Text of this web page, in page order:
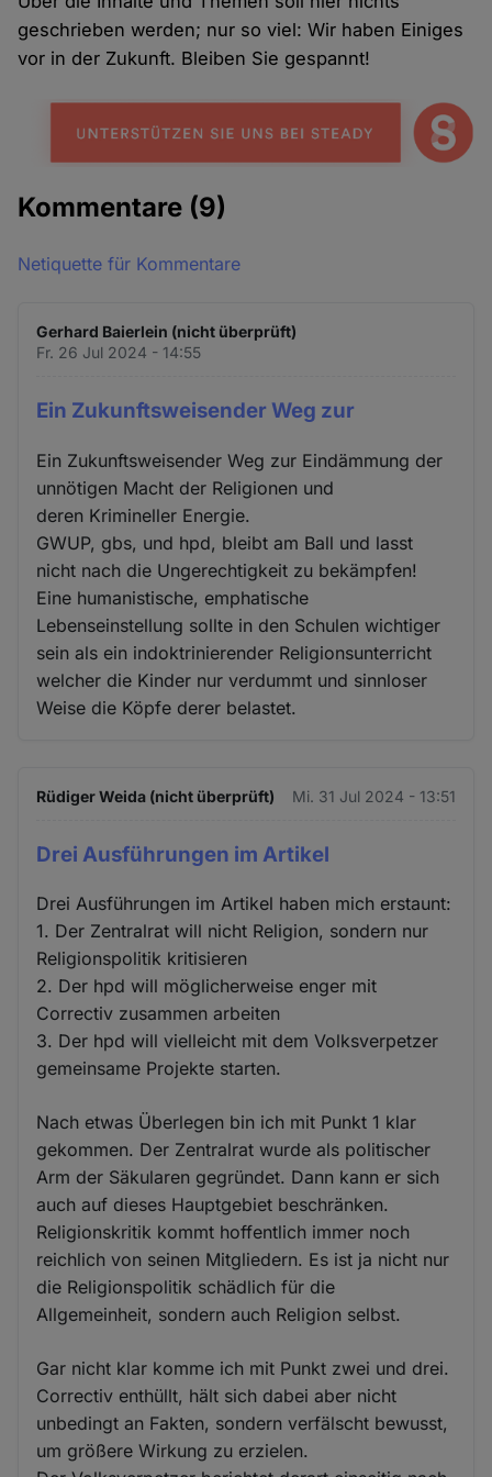
geschrieben werden; nur so viel: Wir haben Einiges
vor in der Zukunft. Bleiben Sie gespannt!
Kommentare (9)
Netiquette für Kommentare
Gerhard Baierlein (nicht überprüft)
Fr. 26 Jul 2024 - 14:55
Ein Zukunftsweisender Weg zur
Ein Zukunftsweisender Weg zur Eindämmung der
unnötigen Macht der Religionen und
deren Krimineller Energie.
GWUP, gbs, und hpd, bleibt am Ball und lasst
nicht nach die Ungerechtigkeit zu bekämpfen!
Eine humanistische, emphatische
Lebenseinstellung sollte in den Schulen wichtiger
sein als ein indoktrinierender Religionsunterricht
welcher die Kinder nur verdummt und sinnloser
Weise die Köpfe derer belastet.
Rüdiger Weida (nicht überprüft) Mi. 31 Jul 2024 - 13:51
Drei Ausführungen im Artikel
Drei Ausführungen im Artikel haben mich erstaunt:
1. Der Zentralrat will nicht Religion, sondern nur
Religionspolitik kritisieren
2. Der hpd will möglicherweise enger mit
Correctiv zusammen arbeiten
3. Der hpd will vielleicht mit dem Volksverpetzer
gemeinsame Projekte starten.
Nach etwas Überlegen bin ich mit Punkt 1 klar
gekommen. Der Zentralrat wurde als politischer
Arm der Säkularen gegründet. Dann kann er sich
auch auf dieses Hauptgebiet beschränken.
Religionskritik kommt hoffentlich immer noch
reichlich von seinen Mitgliedern. Es ist ja nicht nur
die Religionspolitik schädlich für die
Allgemeinheit, sondern auch Religion selbst.
Gar nicht klar komme ich mit Punkt zwei und drei.
Correctiv enthüllt, hält sich dabei aber nicht
unbedingt an Fakten, sondern verfälscht bewusst,
um größere Wirkung zu erzielen.